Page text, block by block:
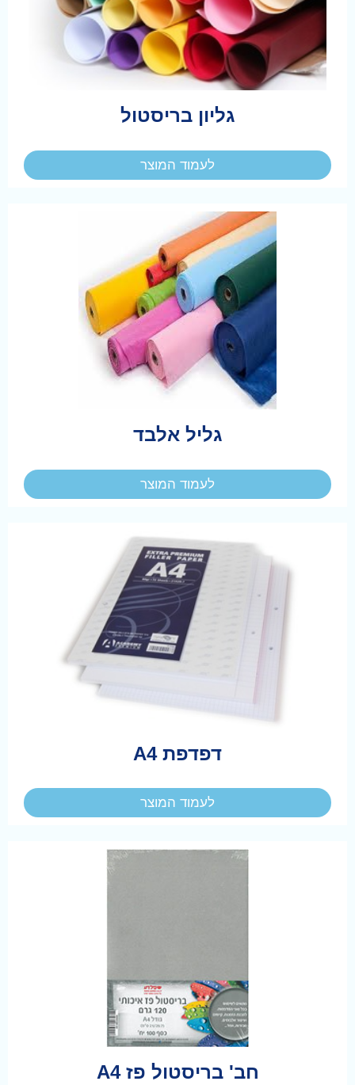
גליון בריסטול
לעמוד המוצר
גליל אלבד
לעמוד המוצר
דפדפת A4
לעמוד המוצר
חב' בריסטול פז A4